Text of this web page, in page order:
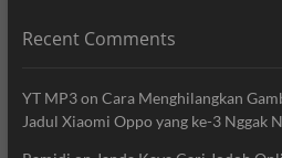
Recent Comments
YT MP3on Cara Menghilangkan
Jadul Xiaomi Oppo yang ke-3 Nggak